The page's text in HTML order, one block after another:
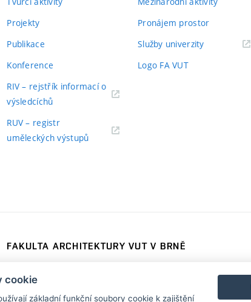
Projekty
Publikace
Konference
RIV – rejstřík informací o
výsledcíchů
RUV – registr
uměleckých výstupů
Pronájem prostor
Služby univerzity
Logo FA VUT
FAKULTA ARCHITEKTURY VUT V BRNĚ
Telefon: 54114 6600
cookie
základní funkční soubory cookie k zajištění